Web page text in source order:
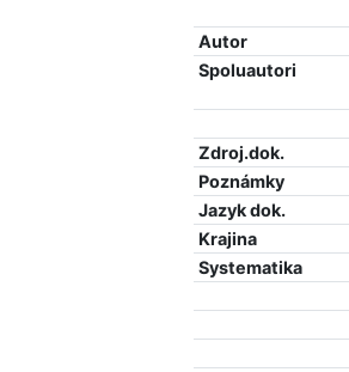
Autor
Spoluautori
Zdroj.dok.
Poznámky
Jazyk dok.
Krajina
Systematika